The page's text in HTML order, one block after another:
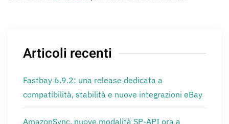
Articoli recenti
Fastbay 6.9.2: una release dedicata a
compatibilità, stabilità e nuove integrazioni eBay
AmazonSync, nuove modalità SP-API ora a